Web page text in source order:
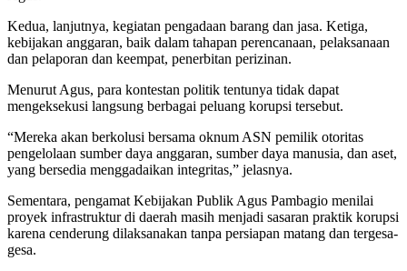
Kedua, lanjutnya, kegiatan pengadaan barang dan jasa. Ketiga,
kebijakan anggaran, baik dalam tahapan perencanaan, pelaksanaan
dan pelaporan dan keempat, penerbitan perizinan.
Menurut Agus, para kontestan politik tentunya tidak dapat
mengeksekusi langsung berbagai peluang korupsi tersebut.
“Mereka akan berkolusi bersama oknum ASN pemilik otoritas
pengelolaan sumber daya anggaran, sumber daya manusia, dan aset,
yang bersedia menggadaikan integritas,” jelasnya.
Sementara, pengamat Kebijakan Publik Agus Pambagio menilai
proyek infrastruktur di daerah masih menjadi sasaran praktik korupsi
karena cenderung dilaksanakan tanpa persiapan matang dan tergesa-
gesa.